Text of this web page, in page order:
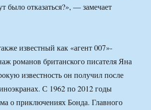
было отказаться?», — замечает
известный как «агент 007»-
романов британского писателя Яна
известность он получил после
С 1962 по 2012 годы
о приключениях Бонда. Главного